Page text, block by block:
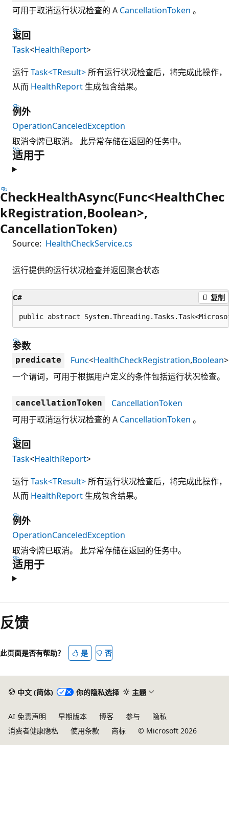
可用于取消运行状况检查的 A CancellationToken 。
返回
Task<HealthReport>
运行Task<TResult> 所有运行状况检查后，将完成此操作，
从而 HealthReport 生成包含结果。
例外
OperationCanceledException
取消令牌已取消。 此异常存储在返回的任务中。
适用于
CheckHealthAsync(Func<HealthChec
kRegistration,Boolean>,
CancellationToken)
Source: HealthCheckService.cs
运行提供的运行状况检查并返回聚合状态
C# 复制
public abstract
参数
predicate Func<HealthCheckRegistration,Boolean>
一个谓词，可用于根据用户定义的条件包括运行状况检查。
cancellationToken
CancellationToken
可用于取消运行状况检查的 A CancellationToken 。
返回
Task<HealthReport>
运行Task<TResult> 所有运行状况检查后，将完成此操作，
从而 HealthReport 生成包含结果。
例外
OperationCanceledException
取消令牌已取消。 此异常存储在返回的任务中。
适用于
阅
读
模
已
反馈
此页面是否有帮助？ 是 否
中文 (简体) 你的隐私选择 主题
AI 免责声明 早期版本 博客 参与
隐私
消费者健康隐私
使用条款 商标 © Microsoft 2026